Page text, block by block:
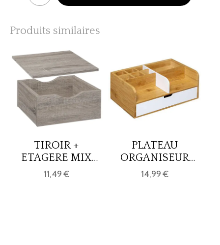
Produits similaires
TIROIR +
ETAGERE MIX
GRIS
11,49 €
PLATEAU
ORGANISEUR
BLC MODERN
14,99 €